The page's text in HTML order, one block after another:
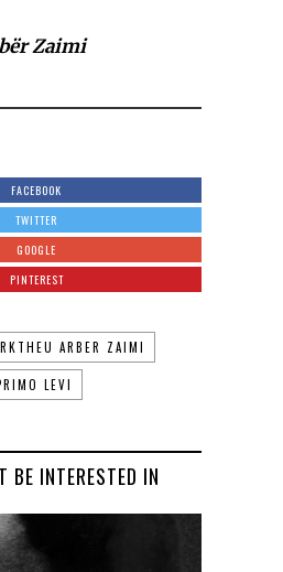
Zaimi
FACEBOOK
TWITTER
GOOGLE
PINTEREST
ARBER ZAIMI
LEVI
BE INTERESTED IN